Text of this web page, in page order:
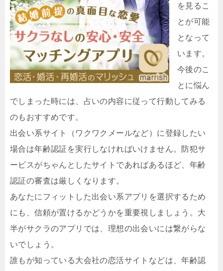
を見るこ
とが可能
となって
います。
今後のこ
とに悩ん
でしまった時には、占いの内容に従って行動してみる
のもおすすめです。
出会い系サイト（ワクワクメールなど）に登録したい
場合は年齢認証を実行しなければいけません。防犯サ
ービスがちゃんとしたサイトであればあるほど、年齢
認証の審査は厳しくなります。
あなたにフィットした出会い系アプリを選択するため
にも、信頼が置けるかどうかを重要視しましょう。大
半がサクラのアプリでは、理想の出会いには繋がらな
いでしょう。
誰もが知っている大会社の恋活サイトなどは、年齢認